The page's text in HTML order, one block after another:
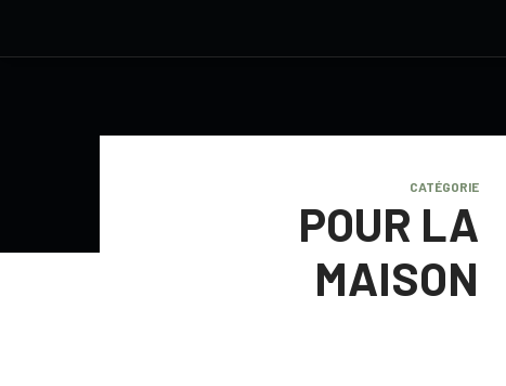
CATÉGORIE
POUR LA
MAISON